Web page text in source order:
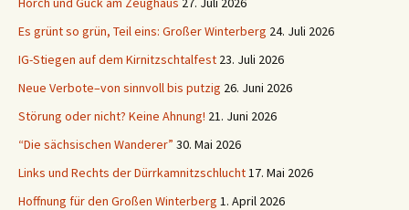
Es grünt so grün, Teil eins: Großer Winterberg 24. Juli 2026
IG-Stiegen auf dem Kirnitzschtalfest 23. Juli 2026
Neue Verbote–von sinnvoll bis putzig 26. Juni 2026
Störung oder nicht? Keine Ahnung! 21. Juni 2026
“Die sächsischen Wanderer” 30. Mai 2026
Links und Rechts der Dürrkamnitzschlucht17. Mai 2026
Hoffnung für den Großen Winterberg 1. April 2026